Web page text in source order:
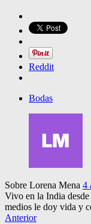
Reddit
Bodas
Sobre Lorena Mena 4
Vivo en la India
medios le doy vida y
Anterior